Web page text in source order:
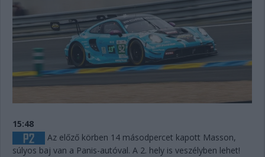
15:48
Az előző körben 14 másodpercet kapott Masson,
súlyos baj van a Panis-autóval. A 2. hely is veszélyben lehet!